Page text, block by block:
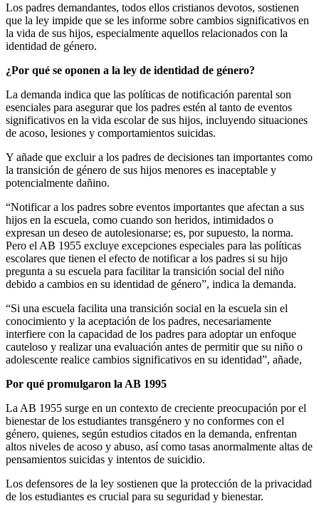
Los padres demandantes, todos ellos cristianos devotos, sostienen
que la ley impide que se les informe sobre cambios significativos en
la vida de sus hijos, especialmente aquellos relacionados con la
identidad de género.
¿Por qué se oponen a la ley de identidad de género?
La demanda indica que las políticas de notificación parental son
esenciales para asegurar que los padres estén al tanto de eventos
significativos en la vida escolar de sus hijos, incluyendo situaciones
de acoso, lesiones y comportamientos suicidas.
Y añade que excluir a los padres de decisiones tan importantes como
la transición de género de sus hijos menores es inaceptable y
potencialmente dañino.
“Notificar a los padres sobre eventos importantes que afectan a sus
hijos en la escuela, como cuando son heridos, intimidados o
expresan un deseo de autolesionarse; es, por supuesto, la norma.
Pero el AB 1955 excluye excepciones especiales para las políticas
escolares que tienen el efecto de notificar a los padres si su hijo
pregunta a su escuela para facilitar la transición social del niño
debido a cambios en su identidad de género”, indica la demanda.
“Si una escuela facilita una transición social en la escuela sin el
conocimiento y la aceptación de los padres, necesariamente
interfiere con la capacidad de los padres para adoptar un enfoque
cauteloso y realizar una evaluación antes de permitir que su niño o
adolescente realice cambios significativos en su identidad”, añade,
Por qué promulgaron la AB 1995
La AB 1955 surge en un contexto de creciente preocupación por el
bienestar de los estudiantes transgénero y no conformes con el
género, quienes, según estudios citados en la demanda, enfrentan
altos niveles de acoso y abuso, así como tasas anormalmente altas de
pensamientos suicidas y intentos de suicidio.
Los defensores de la ley sostienen que la protección de la privacidad
de los estudiantes es crucial para su seguridad y bienestar.